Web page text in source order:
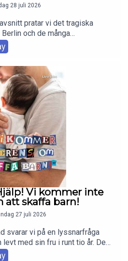
28 juli 2026
pratar vi det tragiska
och de många
föranledde angreppet. Sedan
om att det finns för
svenska i Sverige och
förvåning över yttrandet.
vad det är som utgör en
vi egentligen känner oss.
Vi kommer inte
att skaffa barn!
27 juli 2026
svarar vi på en lyssnarfråga
levt med sin fru i runt tio år. De
överens om att skaffa barn, men